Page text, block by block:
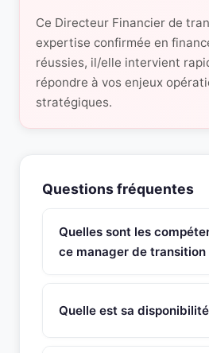
Ce Directeur Financier de
expertise confirmée en
réussies, il/elle intervient
répondre à vos enjeux
stratégiques.
Questions fréquentes
Quelles sont les
ce manager de transition
une expertise approfondie en
Quelle est sa